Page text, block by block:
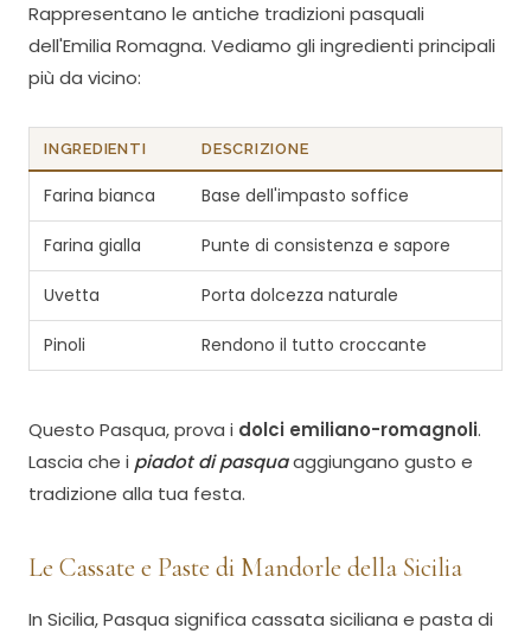
Rappresentano le antiche tradizioni pasquali
dell'Emilia Romagna. Vediamo gli ingredienti principali
più da vicino:
INGREDIENTI DESCRIZIONE
Farina bianca Base dell'impasto soffice
Farina gialla Punte di consistenza e sapore
Uvetta Porta dolcezza naturale
Pinoli Rendono il tutto croccante
Questo Pasqua, prova i dolci emiliano-romagnoli.
Lascia che i piadot di pasquaaggiungano gusto e
tradizione alla tua festa.
Le Cassate e Paste di Mandorle della Sicilia
In Sicilia, Pasqua significa cassata siciliana e pasta di